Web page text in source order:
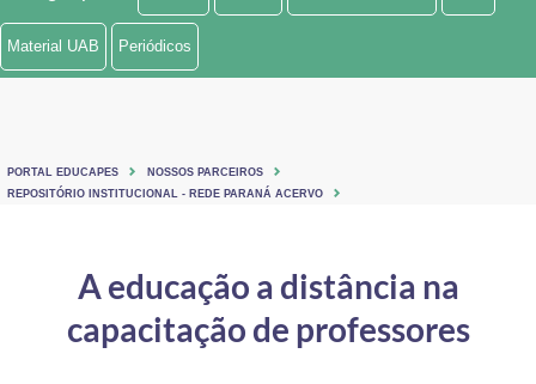
Ministério de Minas e Energia
Ministério do Turismo
Controladoria-Geral da União
Ministério da Mulher, da Família e dos Direitos Humanos
Material UAB Periódicos
PORTAL EDUCAPES
NOSSOS PARCEIROS
REPOSITÓRIO INSTITUCIONAL - REDE PARANÁ ACERVO
A educação a distância na
capacitação de professores